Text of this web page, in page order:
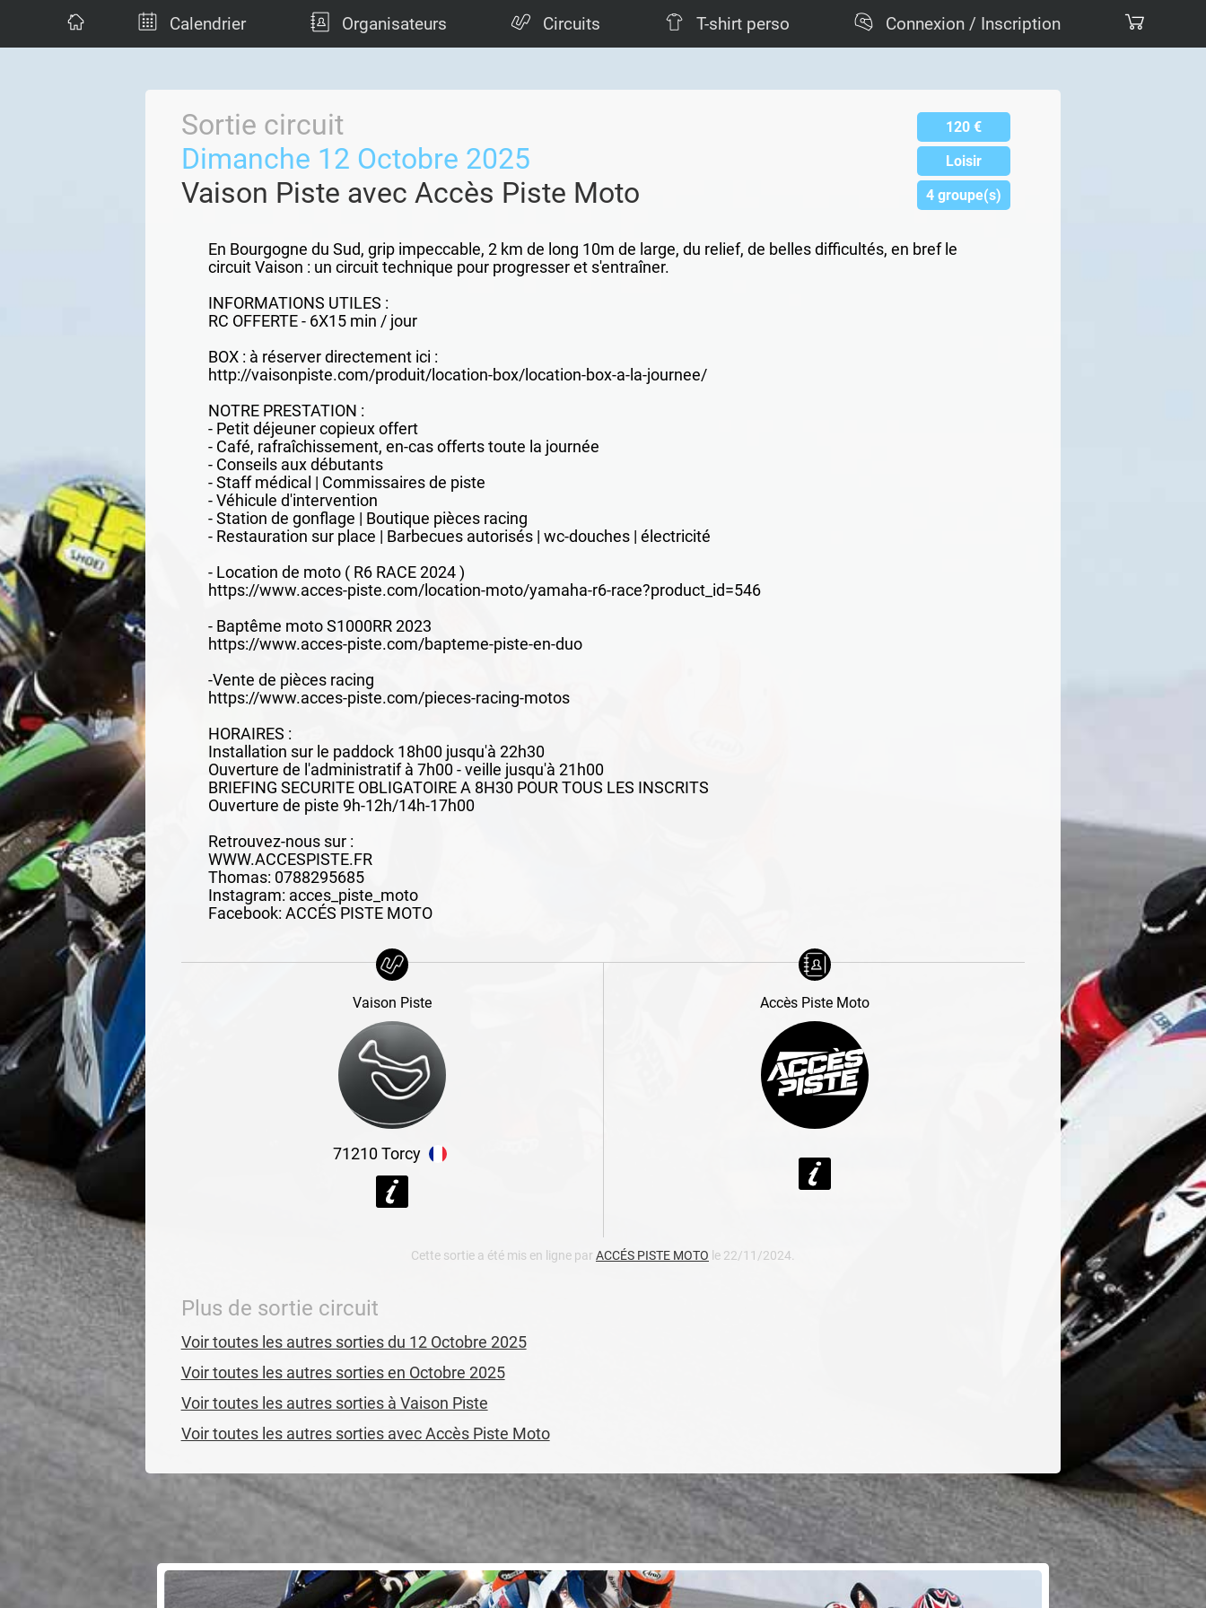
Calendrier Organisateurs Circuits T-shirt perso Connexion / Inscription
Sortie circuit
Dimanche 12 Octobre 2025
Vaison Piste avec Accès Piste Moto
En Bourgogne du Sud, grip impeccable, 2 km de long 10m de large, du relief, de belles difficultés, en bref le
circuit Vaison : un circuit technique pour progresser et s'entraîner.
INFORMATIONS UTILES :
RC OFFERTE - 6X15 min / jour
BOX : à réserver directement ici :
http://vaisonpiste.com/produit/location-box/location-box-a-la-journee/
NOTRE PRESTATION :
- Petit déjeuner copieux offert
- Café, rafraîchissement, en-cas offerts toute la journée
- Conseils aux débutants
- Staff médical | Commissaires de piste
- Véhicule d'intervention
- Station de gonflage | ​Boutique pièces racing
- Restauration sur place | Barbecues autorisés | wc-douches | électricité
- Location de moto ( R6 RACE 2024 )
https://www.acces-piste.com/location-moto/yamaha-r6-race?product_id=546
- Baptême moto S1000RR 2023
https://www.acces-piste.com/bapteme-piste-en-duo
-Vente de pièces racing
https://www.acces-piste.com/pieces-racing-motos
HORAIRES :
Installation sur le paddock 18h00 jusqu'à 22h30
Ouverture de l'administratif à 7h00 - veille jusqu'à 21h00
BRIEFING SECURITE OBLIGATOIRE A 8H30 POUR TOUS LES INSCRITS
Ouverture de piste 9h-12h/14h-17h00
Retrouvez-nous sur :
WWW.ACCESPISTE.FR
Thomas: 0788295685
Instagram: acces_piste_moto
Facebook: ACCÉS PISTE MOTO
120 €
Loisir
4 groupe(s)
Vaison Piste
71210 Torcy
Accès Piste Moto
Cette sortie a été mis en ligne par ACCÉS PISTE MOTO le 22/11/2024.
Plus de sortie circuit
Voir toutes les autres sorties du 12 Octobre 2025
Voir toutes les autres sorties en Octobre 2025
Voir toutes les autres sorties à Vaison Piste
Voir toutes les autres sorties avec Accès Piste Moto